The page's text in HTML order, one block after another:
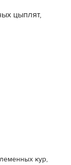
цыплят,
кур,